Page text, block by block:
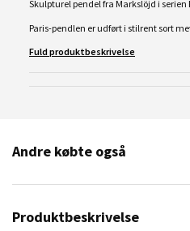
Skulpturel pendel fra Markslöjd i
Paris-pendlen er udført i stilrent sort
Fuld produktbeskrivelse
Andre købte også
Produktbeskrivelse